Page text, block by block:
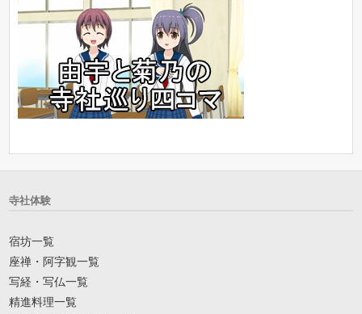
寺社体験
宿坊一覧
座禅・阿字観一覧
写経・写仏一覧
精進料理一覧